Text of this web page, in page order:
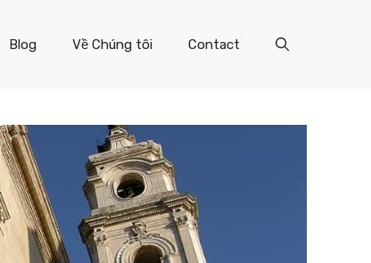
Blog Về Chúng tôi Contact